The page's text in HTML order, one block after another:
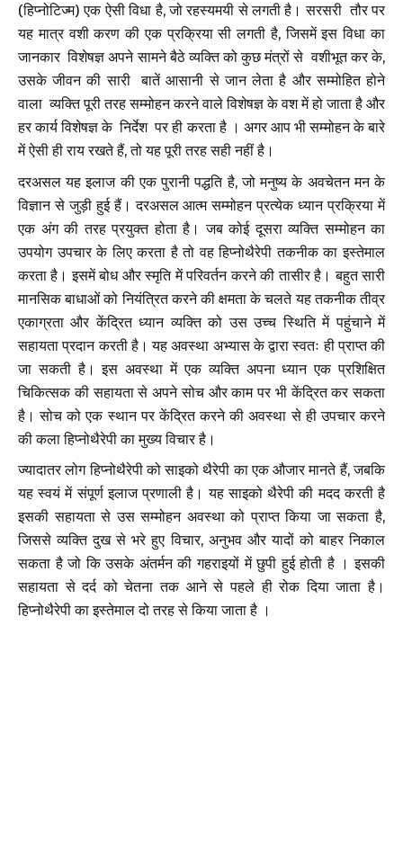
(हिप्नोटिज्म) एक ऐसी विधा है, जो रहस्यमयी से लगती है। सरसरी तौर पर
यह मात्र वशी करण की एक प्रक्रिया सी लगती है, जिसमें इस विधा का
जानकार विशेषज्ञ अपने सामने बैठे व्यक्ति को कुछ मंत्रों से वशीभूत कर के,
उसके जीवन की सारी बातें आसानी से जान लेता है और सम्मोहित होने
वाला व्यक्ति पूरी तरह सम्मोहन करने वाले विशेषज्ञ के वश में हो जाता है और
हर कार्य विशेषज्ञ के निर्देश पर ही करता है । अगर आप भी सम्मोहन के बारे
में ऐसी ही राय रखते हैं, तो यह पूरी तरह सही नहीं है।
दरअसल यह इलाज की एक पुरानी पद्धति है, जो मनुष्य के अवचेतन मन के
विज्ञान से जुड़ी हुई हैं। दरअसल आत्म सम्मोहन प्रत्येक ध्यान प्रक्रिया में
एक अंग की तरह प्रयुक्त होता है। जब कोई दूसरा व्यक्ति सम्मोहन का
उपयोग उपचार के लिए करता है तो वह हिप्नोथैरेपी तकनीक का इस्तेमाल
करता है। इसमें बोध और स्मृति में परिवर्तन करने की तासीर है। बहुत सारी
मानसिक बाधाओं को नियंत्रित करने की क्षमता के चलते यह तकनीक तीव्र
एकाग्रता और केंद्रित ध्यान व्यक्ति को उस उच्च स्थिति में पहुंचाने में
सहायता प्रदान करती है। यह अवस्था अभ्यास के द्वारा स्वतः ही प्राप्त की
जा सकती है। इस अवस्था में एक व्यक्ति अपना ध्यान एक प्रशिक्षित
चिकित्सक की सहायता से अपने सोच और काम पर भी केंद्रित कर सकता
है। सोच को एक स्थान पर केंद्रित करने की अवस्था से ही उपचार करने
की कला हिप्नोथैरेपी का मुख्य विचार है।
ज्यादातर लोग हिप्नोथैरेपी को साइको थैरेपी का एक औजार मानते हैं, जबकि
यह स्वयं में संपूर्ण इलाज प्रणाली है। यह साइको थैरेपी की मदद करती है
इसकी सहायता से उस सम्मोहन अवस्था को प्राप्त किया जा सकता है,
जिससे व्यक्ति दुख से भरे हुए विचार, अनुभव और यादों को बाहर निकाल
सकता है जो कि उसके अंतर्मन की गहराइयों में छुपी हुई होती है । इसकी
सहायता से दर्द को चेतना तक आने से पहले ही रोक दिया जाता है।
हिप्नोथैरेपी का इस्तेमाल दो तरह से किया जाता है ।